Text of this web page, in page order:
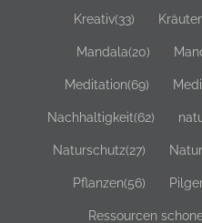
Kreativ(33) Kräuter
Mandala(20)
Meditation(69)
Nachhaltigkeit(62)
Naturschutz(27)
Pflanzen(56)
Ressourcen